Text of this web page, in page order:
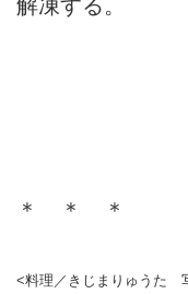
解凍する。
＊ ＊ ＊
<料理／きじまりゅうた